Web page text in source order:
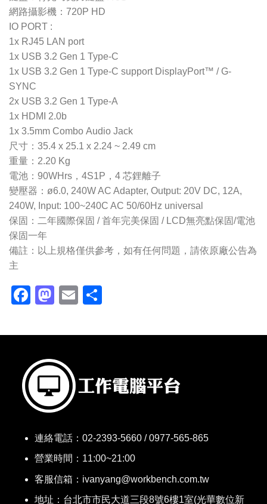
網路攝影機：720P HD
IO PORT :
1x RJ45 LAN port
1x USB 3.2 Gen 1 Type-C
1x USB 3.2 Gen 1 Type-C support DisplayPort™ / G-
SYNC
2x USB 3.2 Gen 1 Type-A
1x HDMI 2.0b
1x 3.5mm Combo Audio Jack
尺寸：35.4 x 25.1 x 2.24 ~ 2.49 cm
重量：2.20 Kg
電池：90WHrs，4S1P，4 芯鋰離子
變壓器：ø6.0, 240W AC Adapter, Output: 20V DC, 12A,
240W, Input: 100~240C AC 50/60Hz universal
保固：二年國際保固 / 首年完美保固 / LCD無亮點保固/電池
保固一年
備註：以上規格僅供參考，如有任何問題，請依原廠公告為
主
Facebook
Mastodon
Email
連絡電話：02-2393-5660 / 0977-565-865
營業時間：11:00~21:00
客服信箱：ivanyang@workbench.com.tw
地址：台北市市民大道三段8號6樓1室(光華數位新